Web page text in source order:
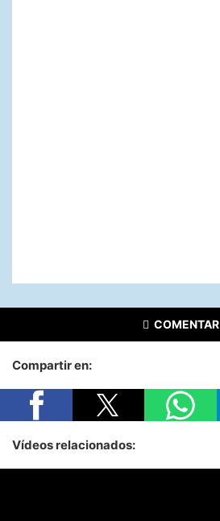
COMENTAR
Compartir en:
Vídeos relacionados: